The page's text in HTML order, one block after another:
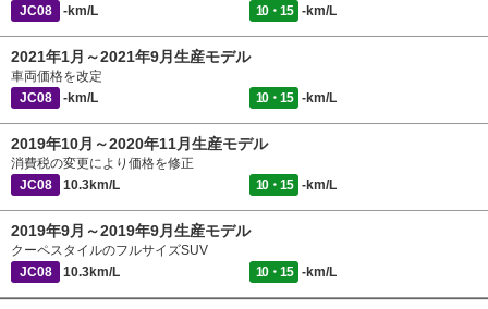
JC08
-km/L 10・15 -km/L
2021年1月～2021年9月生産モデル
車両価格を改定
JC08
-km/L 10・15 -km/L
2019年10月～2020年11月生産モデル
消費税の変更により価格を修正
JC08
10.3km/L 10・15 -km/L
2019年9月～2019年9月生産モデル
クーペスタイルのフルサイズSUV
JC08
10.3km/L 10・15 -km/L